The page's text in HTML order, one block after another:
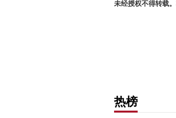
未经授权不得转载
热榜